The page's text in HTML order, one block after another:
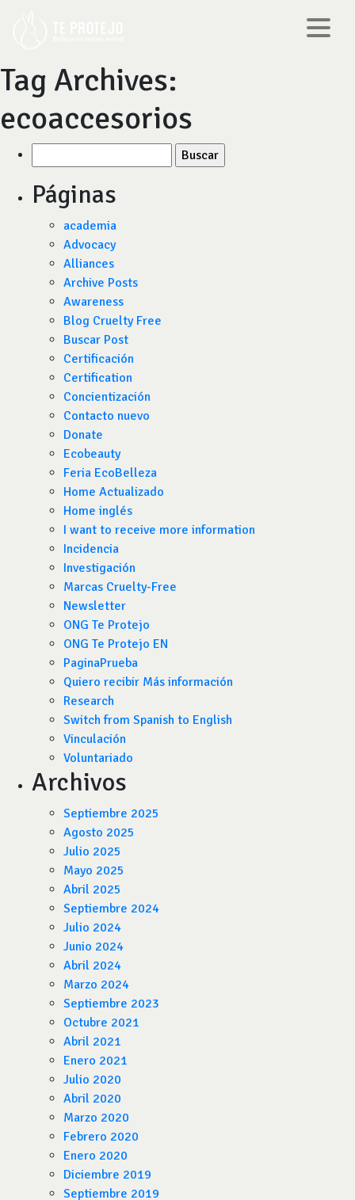
Tag Archives:
ecoaccesorios
por:
Páginas
academia
Advocacy
Alliances
Archive Posts
Awareness
Blog Cruelty Free
Buscar Post
Certificación
Certification
Concientización
Contacto nuevo
Donate
Ecobeauty
Feria EcoBelleza
Home Actualizado
Home inglés
I want to receive more information
Incidencia
Investigación
Marcas Cruelty-Free
Newsletter
ONG Te Protejo
ONG Te Protejo EN
PaginaPrueba
Quiero recibir Más información
Research
Switch from Spanish to English
Vinculación
Voluntariado
Archivos
Septiembre 2025
Agosto 2025
Julio 2025
Mayo 2025
Abril 2025
Septiembre 2024
Julio 2024
Junio 2024
Abril 2024
Marzo 2024
Septiembre 2023
Octubre 2021
Abril 2021
Enero 2021
Julio 2020
Abril 2020
Marzo 2020
Febrero 2020
Enero 2020
Diciembre 2019
Septiembre 2019